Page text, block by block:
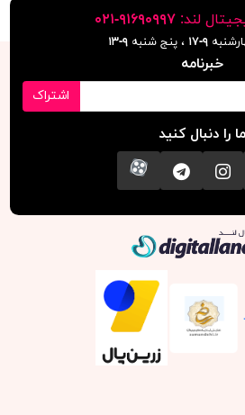
لند:٩١۶٩٠٩٩٧-٠٢١
۹-۱۷ ، پنج شنبه۹-١٣
خبرنامه
اشتراک
ما را دنبال کنید
اینستاگرامکانال تلگرام
آپارات